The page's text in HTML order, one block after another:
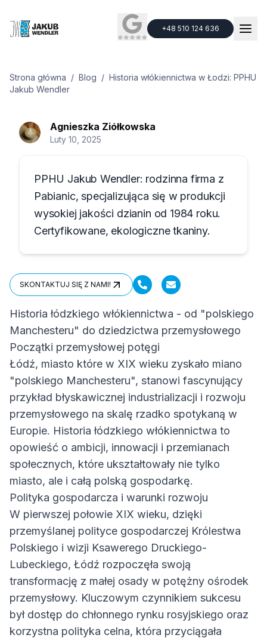
+48 510 124 636
+48 510 124 636
Strona główna / Blog / Historia włókiennictwa w Łodzi: PPHU
Jakub Wendler
Trendy w branży
Historia włókiennictwa w
Łodzi: PPHU Jakub Wendler
Agnieszka Ziółkowska
Luty 10, 2025
PPHU Jakub Wendler: rodzinna firma z
Pabianic, specjalizująca się w produkcji
wysokiej jakości dzianin od 1984 roku.
Certyfikowane, ekologiczne tkaniny.
SKONTAKTUJ SIĘ Z NAMI!
SKONTAKTUJ SIĘ Z NAMI!
Historia łódzkiego włókiennictwa - od "polskiego
Manchesteru" do dziedzictwa przemysłowego
Początki przemysłowej potęgi
Łódź, miasto które w XIX wieku zyskało miano
"polskiego Manchesteru", stanowi fascynujący
przykład błyskawicznej industrializacji i rozwoju
przemysłowego na skalę rzadko spotykaną w
Europie. Historia łódzkiego włókiennictwa to
opowieść o ambicji, innowacji i przemianach
społecznych, które ukształtowały nie tylko
miasto, ale i całą polską gospodarkę.
Polityka gospodarcza i warunki rozwoju
W pierwszej połowie XIX wieku, dzięki
przemyślanej polityce gospodarczej Królestwa
Polskiego i wizji Ksawerego Druckiego-
Lubeckiego, Łódź rozpoczęła swoją
transformację z małej osady w potężny ośrodek
przemysłowy. Kluczowym czynnikiem sukcesu
był dostęp do chłonnego rynku rosyjskiego oraz
korzystna polityka celna, która przyciągała